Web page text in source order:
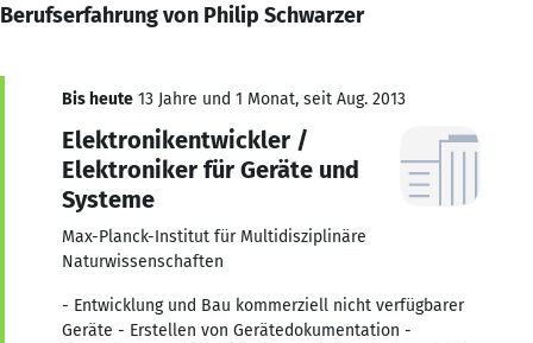
Berufserfahrung von Philip Schwarzer
Bis heute 13 Jahre und 1 Monat, seit Aug. 2013
Elektronikentwickler /
Elektroniker für Geräte und
Systeme
Max-Planck-Institut für Multidisziplinäre
Naturwissenschaften
- Entwicklung und Bau kommerziell nicht verfügbarer
Geräte - Erstellen von Gerätedokumentation -